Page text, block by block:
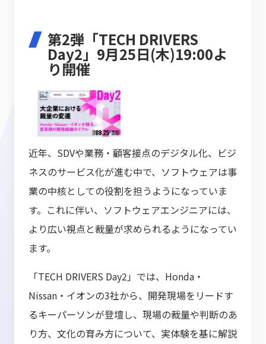
第2弾「TECH DRIVERS
Day2」9月25日(木)19:00よ
り開催
近年、SDVや業務・顧客接点のデジタル化、ビジ
ネスのサービス化が進む中で、ソフトウェアは事
業の中核としての役割を担うようになっていま
す。これに伴い、ソフトウェアエンジニアには、
より広い視点と裁量が求められるようになってい
ます。
「TECH DRIVERS Day2」では、Honda・
Nissan・イオンの3社から、開発現場をリードす
るキーパーソンが登壇し、現場の裁量や判断のあ
り方、文化の育み方について、実体験を基に解説